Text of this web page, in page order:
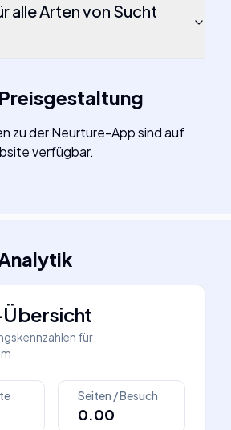
alle Arten von Sucht
Preisgestaltung
zu der Neurture-App sind auf
verfügbar.
für
Seiten / Besuch
0.00